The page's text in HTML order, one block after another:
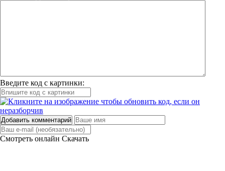
Введите код с картинки:
Добавить комментарий
Смотреть онлайн Скачать